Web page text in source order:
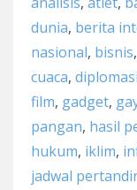
dunia, berita
nasional, bisnis,
cuaca, diplomasi
film, gadget,
pangan, hasil
hukum, iklim,
jadwal